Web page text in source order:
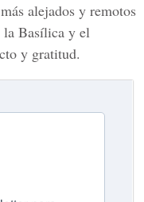
alejados y remotos
la Basílica y el
y gratitud.